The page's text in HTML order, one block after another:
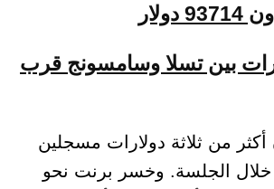
بين تسلا وسامسونج قرب
من ثلاثة دولارات مسجلين
خلال الجلسة. وخسر برنت نحو